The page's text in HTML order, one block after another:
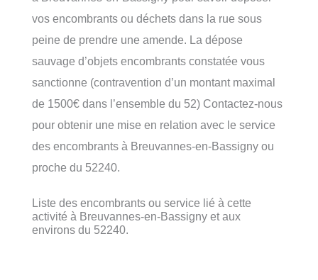
vos encombrants ou déchets dans la rue sous
peine de prendre une amende. La dépose
sauvage d’objets encombrants constatée vous
sanctionne (contravention d’un montant maximal
de 1500€ dans l’ensemble du 52) Contactez-nous
pour obtenir une mise en relation avec le service
des encombrants à Breuvannes-en-Bassigny ou
proche du 52240.
Liste des encombrants ou service lié à cette
activité à Breuvannes-en-Bassigny et aux
environs du 52240.